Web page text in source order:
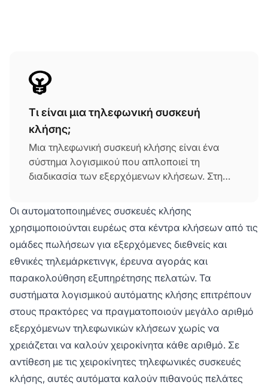
Τι είναι μια τηλεφωνική συσκευή
κλήσης;
Μια τηλεφωνική συσκευή κλήσης είναι ένα
σύστημα λογισμικού που απλοποιεί τη
διαδικασία των εξερχόμενων κλήσεων. Στη
τηλεφωνικές συσκευές κλήσης μπορούν να
ταξινομηθούν σε δύο κατηγορίες –
χειροκίνητες τηλεφωνικές συσκευές κλήσης
και αυτοματοποιημένες τηλεφωνικές συσκευές
κλήσης (π.χ. μια προβλεπτική συσκευή
κλήσης). Οι χειροκίνητες συσκευές κλήσης
απαιτούν από τους πρακτόρες να καλούν
τους αριθμούς τηλεφώνου των πελατών ή των
πιθανών πελατών χειροκίνητα, ενώ οι
αυτοματοποιημένες συσκευές κλήσης
χρησιμοποιούνται ευρέως στα κέντρα
κλήσεων από τις ομάδες πωλήσεων για
εξερχόμενες διεθνείς και εθνικές
Οι αυτοματοποιημένες συσκευές κλήσης
χρησιμοποιούνται ευρέως στα κέντρα κλήσεων από τις
ομάδες πωλήσεων για εξερχόμενες διεθνείς και
εθνικές τηλεμάρκετινγκ, έρευνα αγοράς και
παρακολούθηση εξυπηρέτησης πελατών. Τα
συστήματα λογισμικού αυτόματης κλήσης επιτρέπουν
στους πρακτόρες να πραγματοποιούν μεγάλο αριθμό
εξερχόμενων τηλεφωνικών κλήσεων χωρίς να
χρειάζεται να καλούν χειροκίνητα κάθε αριθμό. Σε
αντίθεση με τις χειροκίνητες τηλεφωνικές συσκευές
κλήσης, αυτές αυτόματα καλούν πιθανούς πελάτες